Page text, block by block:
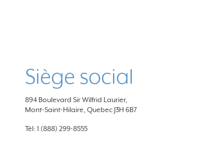
Siège social
894 Boulevard Sir Wilfrid Laurier,
Mont-Saint-Hilaire, Quebec J3H 6B7
Tél: 1 (888) 299-8555